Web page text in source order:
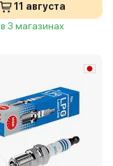
11 августа
в 3 магазинах